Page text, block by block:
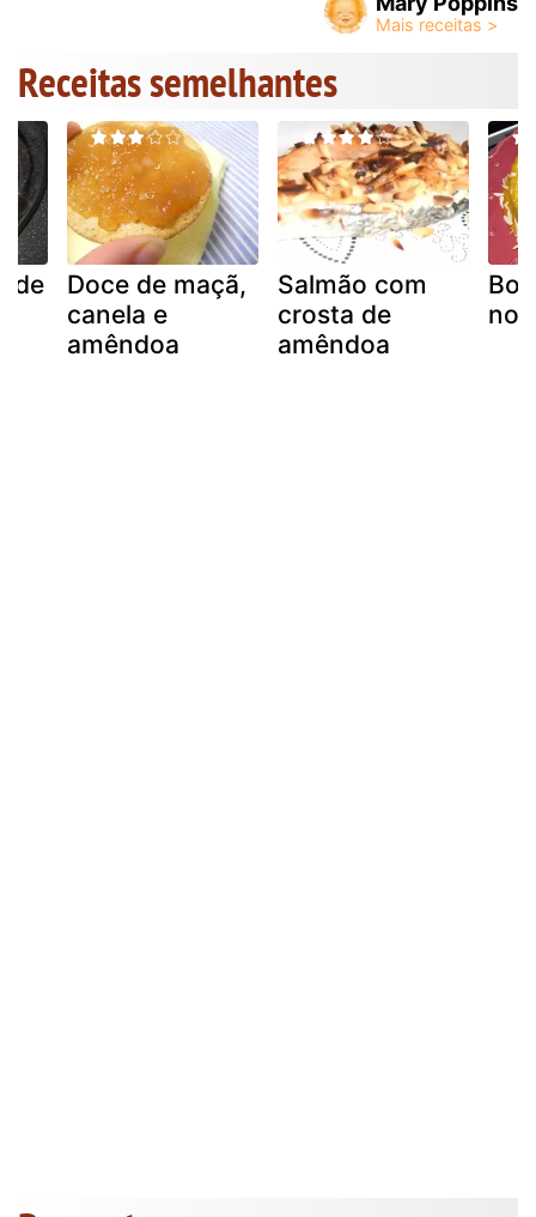
Receitas semelhantes
de
Doce de maçã,
canela e
amêndoa
Salmão com
crosta de
amêndoa
no